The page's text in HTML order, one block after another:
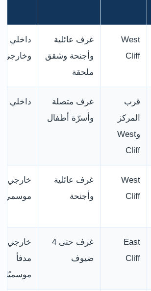
West
Cliff
غرف عائلية
وأجنحة وشقق
ملحقة
داخلي
وخارجي
قرب
المركز
وWest
Cliff
غرف متصلة
وأسرّة أطفال
داخلي
West
Cliff
غرف عائلية
وأجنحة
خارجي
موسمي
East
Cliff
غرف حتى 4
ضيوف
خارجي
مدفأ
موسميًا